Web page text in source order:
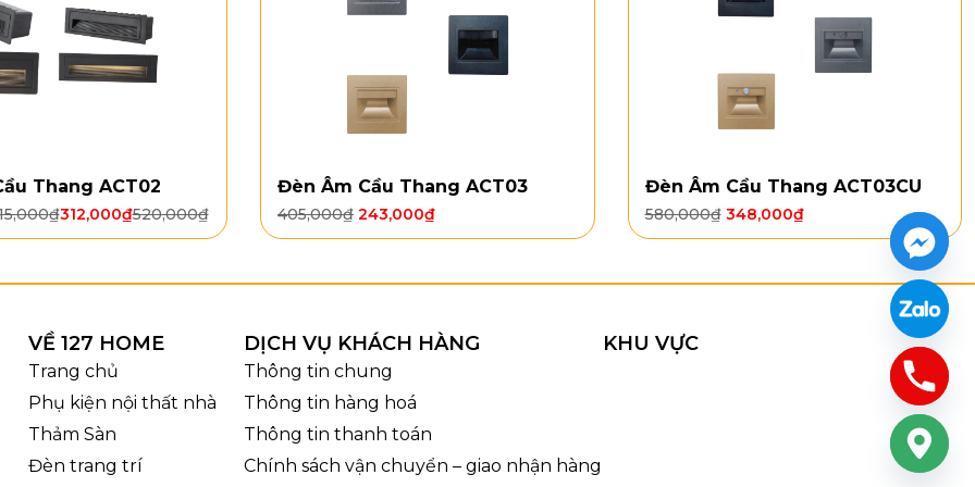
phẩm kết hợp chao thủy tinh với chi tiết mạ đồng, mang lại vẻ ngoài sang trọng nhưng không quá phô
Thang ACT02
520,000₫
312,000₫
₫
Đèn Âm Cầu Thang ACT03
405,000₫ 243,000₫
Đèn Âm Cầu Thang ACT03CU
580,000₫ 348,000₫
VỀ 127 HOME
Trang chủ
Phụ kiện nội thất nhà
Thảm Sàn
Đèn trang trí
DỊCH VỤ KHÁCH HÀNG
Thông tin chung
Thông tin hàng hoá
Thông tin thanh toán
Chính sách vận chuyển – giao nhận hàng
KHU VỰC